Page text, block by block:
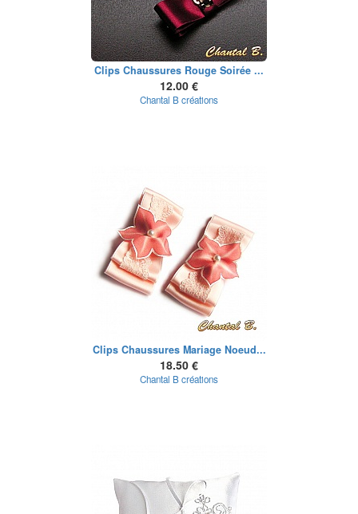
Clips Chaussures Rouge Soirée ...
12.00 €
Chantal B créations
Clips Chaussures Mariage Noeud...
18.50 €
Chantal B créations